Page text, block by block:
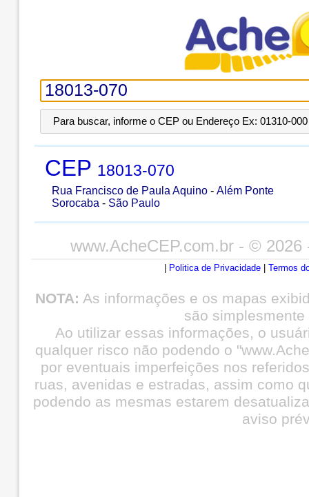
Para buscar, informe o CEP ou Endereço Ex: 01310-
CEP 18013-070
Rua Francisco de Paula Aquino- Além Ponte
Sorocaba - São Paulo
www.AcheCEP.com.br- © 2026
Politica de Privacidade Termos
NOTA: As informações e os mapas
são
Ao utilizar essas informações, o
qualquer risco não podendo o
por eventuais imperfeições nos
ruas, avenidas e estradas, assim como
podendo as mesmas estarem
aviso